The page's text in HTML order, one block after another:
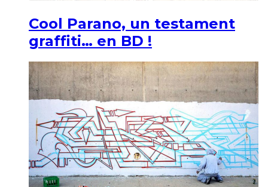
Cool Parano, un testament
graffiti… en BD !